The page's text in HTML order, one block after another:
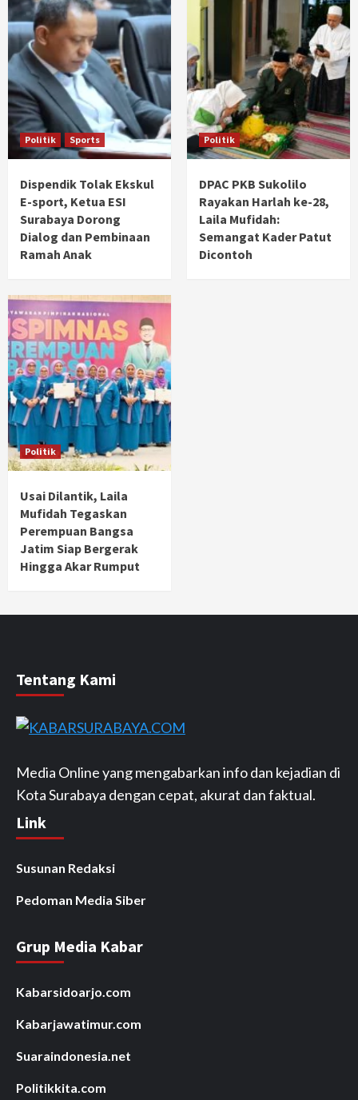
Politik Sports
Dispendik Tolak Ekskul
E-sport, Ketua ESI
Surabaya Dorong
Dialog dan Pembinaan
Ramah Anak
Politik
DPAC PKB Sukolilo
Rayakan Harlah ke-28,
Laila Mufidah:
Semangat Kader Patut
Dicontoh
Politik
Usai Dilantik, Laila
Mufidah Tegaskan
Perempuan Bangsa
Jatim Siap Bergerak
Hingga Akar Rumput
Tentang Kami
Media Online yang mengabarkan info dan kejadian di
Kota Surabaya dengan cepat, akurat dan faktual.
Link
Susunan Redaksi
Pedoman Media Siber
Grup Media Kabar
Kabarsidoarjo.com
Kabarjawatimur.com
Suaraindonesia.net
Politikkita.com